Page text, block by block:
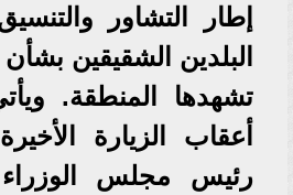
إطار التشاور
البلدين الشقيقين
تشهدها المنطقة.
أعقاب الزيارة
رئيس مجلس